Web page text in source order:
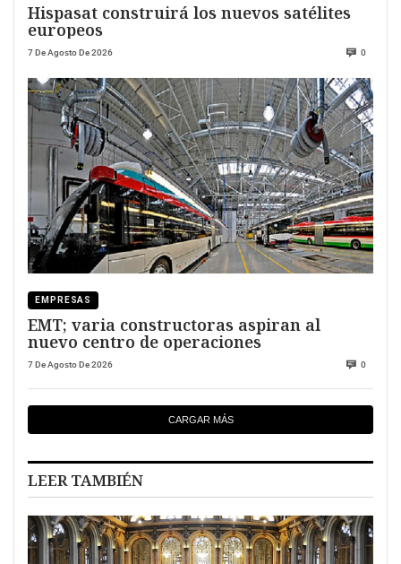
Hispasat construirá los nuevos satélites
europeos
7 De Agosto De 2026 0
EMPRESAS
EMT; varia constructoras aspiran al
nuevo centro de operaciones
7 De Agosto De 2026 0
CARGAR MÁS
LEER TAMBIÉN